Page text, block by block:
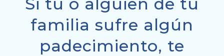
familia sufre algún
padecimiento, te